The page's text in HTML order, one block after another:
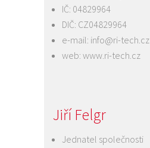
IČ: 04829964
DIČ: CZ04829964
e-mail: info@ri-tech.cz
web: www.ri-tech.cz
Jiří Felgr
Jednatel společnosti